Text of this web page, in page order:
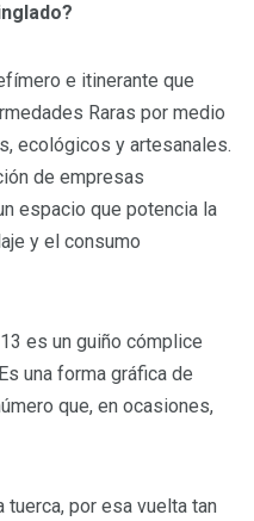
e itinerante que
Raras por medio
ecológicos y artesanales.
de empresas
espacio que potencia la
y el consumo
es un guiño cómplice
una forma gráfica de
que, en ocasiones,
por esa vuelta tan